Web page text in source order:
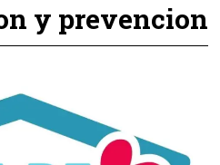
y prevencion